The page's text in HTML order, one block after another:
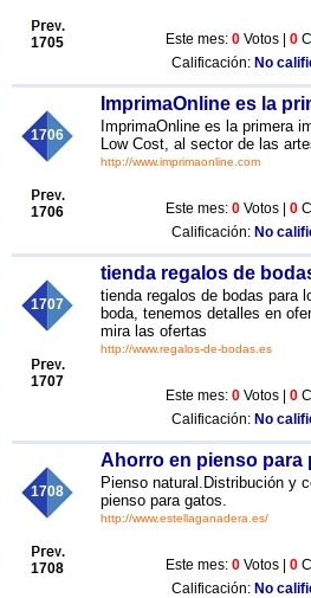
1705 Este mes: 0 Votos | 0
Calificación: No
1706
1706
ImprimaOnline es la
ImprimaOnline es la primera
Low Cost, al sector de las
http://www.imprimaonline.com
Este mes: 0 Votos | 0
Calificación: No
1707
1707
tienda regalos de
tienda regalos de bodas para
boda, tenemos detalles en
mira las ofertas
http://www.regalos-de-bodas.es
Este mes: 0 Votos | 0
Calificación: No
1708
1708
Ahorro en pienso para
Pienso natural.Distribución y
pienso para gatos.
http://www.estellaganadera.es/
Este mes: 0 Votos | 0
Calificación: No